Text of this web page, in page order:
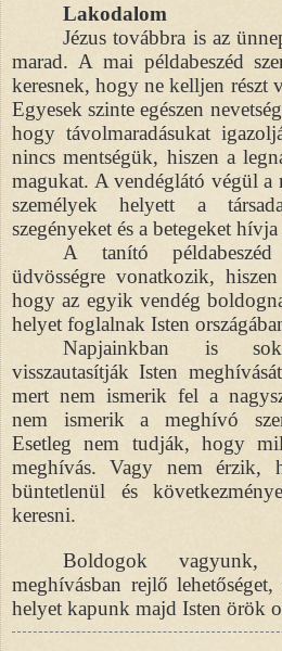
Lakodalom
Jézus továbbra is az
marad. A mai példabeszéd
keresnek, hogy ne kelljen részt
Egyesek szinte egészen
hogy távolmaradásukat
nincs mentségük, hiszen a
magukat. A vendéglátó végül
személyek helyett a
szegényeket és a betegeket
A tanító
üdvösségre vonatkozik,
hogy az egyik vendég
helyet foglalnak Isten
Napjainkban is
visszautasítják Isten
mert nem ismerik fel a
nem ismerik a meghívó
Esetleg nem tudják, hogy
meghívás. Vagy nem érzik,
büntetlenül és
keresni.
Boldogok
meghívásban rejlő
helyet kapunk majd Isten örök